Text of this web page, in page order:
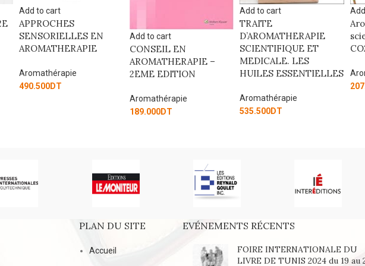
Add to cart
CONSEIL EN
2EME EDITION
D’AROMATHERAPIE
SCIENTIFIQUE ET
MEDICALE. LES
HUILES ESSENTIELLES
Aromathérapie
535.500DT
Add to cart
Aromathérapie
scientifique : extraits au
CO2 supercritique
Aromathérapie
PLAN DU SITE
Accueil
EVÉNEMENTS RÉCENTS
FOIRE INTERNATIONALE DU
LIVRE DE TUNIS 2024 du 19 au